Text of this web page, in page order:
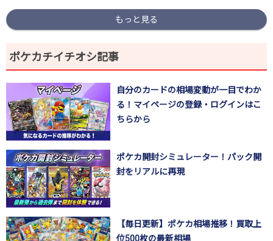
もっと見る
ポケカチイチオシ記事
自分のカードの相場変動が一目でわか
る！マイページの登録・ログインはこ
ちらから
ポケカ開封シミュレーター！パック開
封をリアルに再現
【毎日更新】ポケカ相場推移！買取上
位500枚の最新相場